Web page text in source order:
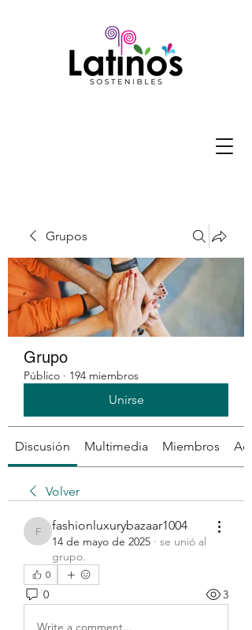
Grupos
Grupo
Público · 194 miembros
Unirse
Discusión Multimedia Miembros
Volver
fashionluxurybazaar1004
fashionluxurybazaar1004
14 de mayo de 2025 · se unió al
grupo.
0
0 3
Write a comment...